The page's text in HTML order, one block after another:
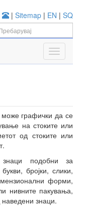
| Sitemap | EN | SQ
може графички да се
на стоките или
од стоките или
подобни за
бројки, слики,
форми,
нивните пакувања,
знаци.